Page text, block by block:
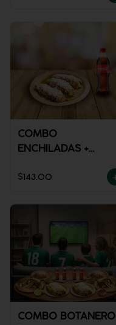
COMBO
ENCHILADAS +
$143.00
COMBO BOTANERO